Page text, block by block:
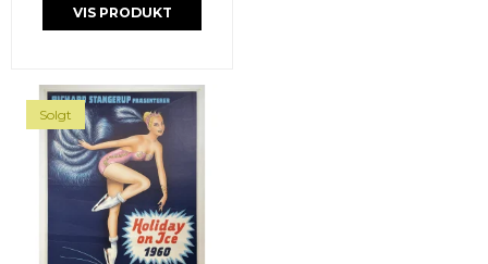
VIS PRODUKT
Solgt